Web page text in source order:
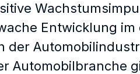
Entwicklung
der
Automobilbranche